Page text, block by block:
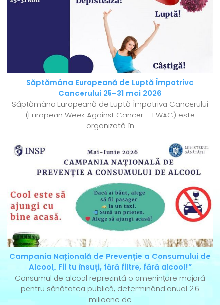
Săptămâna Europeană de Luptă Împotriva
Cancerului 25–31 mai 2026
Săptămâna Europeană de Luptă Împotriva Cancerului
(European Week Against Cancer – EWAC) este
organizată în
Campania Națională de Prevenție a Consumului de
Alcool„ Fii tu însuți, fără filtre, fără alcool!”
Consumul de alcool reprezintă o amenințare majoră
pentru sănătatea publică, determinând anual 2.6
milioane de